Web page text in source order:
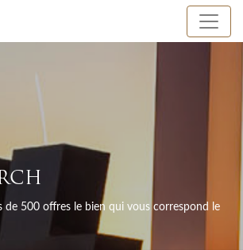
de 500 offres le bien qui vous correspond le